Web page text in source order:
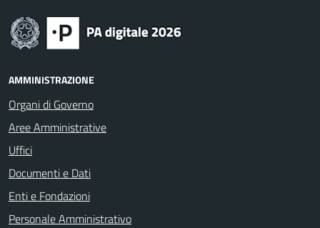
AMMINISTRAZIONE
Organi di Governo
Aree Amministrative
Uffici
Documenti e Dati
Enti e Fondazioni
Personale Amministrativo